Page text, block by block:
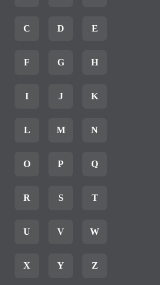
C D E
F G H
I J K
L M N
O P Q
R S T
U V W
X Y Z